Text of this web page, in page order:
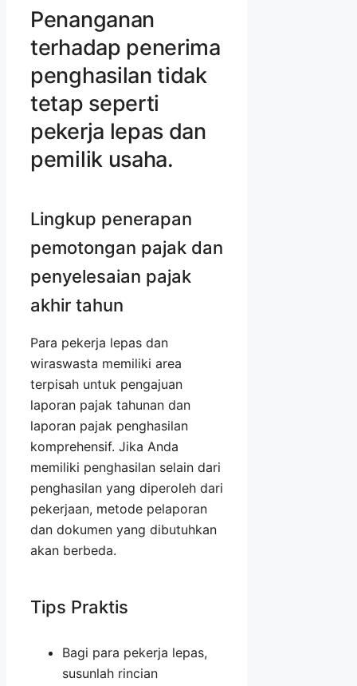
Penanganan
terhadap penerima
penghasilan tidak
tetap seperti
pekerja lepas dan
pemilik usaha.
Lingkup penerapan
pemotongan pajak dan
penyelesaian pajak
akhir tahun
Para pekerja lepas dan
wiraswasta memiliki area
terpisah untuk pengajuan
laporan pajak tahunan dan
laporan pajak penghasilan
komprehensif. Jika Anda
memiliki penghasilan selain dari
penghasilan yang diperoleh dari
pekerjaan, metode pelaporan
dan dokumen yang dibutuhkan
akan berbeda.
Tips Praktis
Bagi para pekerja lepas,
susunlah rincian